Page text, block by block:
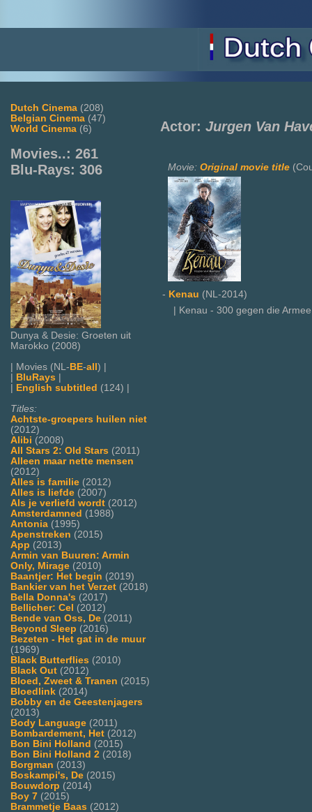
Dutch Cinema (208)
Belgian Cinema (47)
World Cinema (6)
Movies..: 261
Blu-Rays: 306
Dunya & Desie: Groeten uit
Marokko (2008)
| Movies (NL- BE-all ) |
BluRays
English subtitled (124) |
Titles:
Achtste-groepers huilen niet
(2012)
Alibi (2008)
All Stars 2: Old Stars (2011)
Alleen maar nette mensen
(2012)
Alles is familie (2012)
Alles is liefde (2007)
Als je verliefd wordt (2012)
Amsterdamned (1988)
Antonia (1995)
Apenstreken (2015)
App (2013)
Armin van Buuren: Armin
Only, Mirage (2010)
Baantjer: Het begin (2019)
Bankier van het Verzet (2018)
Bella Donna's (2017)
Bellicher: Cel (2012)
Bende van Oss, De (2011)
Beyond Sleep (2016)
Bezeten - Het gat in de muur
(1969)
Black Butterflies (2010)
Black Out (2012)
Bloed, Zweet & Tranen (2015)
Bloedlink (2014)
Bobby en de Geestenjagers
(2013)
Body Language (2011)
Bombardement, Het (2012)
Bon Bini Holland (2015)
Bon Bini Holland 2 (2018)
Borgman (2013)
Boskampi's, De (2015)
Bouwdorp (2014)
Boy 7 (2015)
Brammetje Baas (2012)
Actor: Jurgen Van
Movie: Original movie title
- Kenau (NL-2014)
| Kenau - 300 gegen die